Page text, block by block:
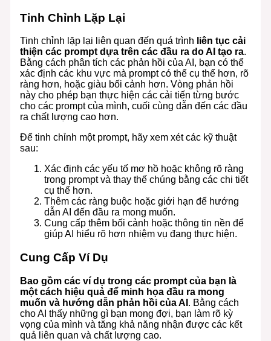
Tinh Chỉnh Lặp Lại
Tinh chỉnh lặp lại liên quan đến quá trình liên tục cải
thiện các prompt dựa trên các đầu ra do AI tạo ra.
Bằng cách phân tích các phản hồi của AI, bạn có thể
xác định các khu vực mà prompt có thể cụ thể hơn, rõ
ràng hơn, hoặc giàu bối cảnh hơn. Vòng phản hồi
này cho phép bạn thực hiện các cải tiến từng bước
cho các prompt của mình, cuối cùng dẫn đến các đầu
ra chất lượng cao hơn.
Để tinh chỉnh một prompt, hãy xem xét các kỹ thuật
sau:
Xác định các yếu tố mơ hồ hoặc không rõ ràng
trong prompt và thay thế chúng bằng các chi tiết
cụ thể hơn.
Thêm các ràng buộc hoặc giới hạn để hướng
dẫn AI đến đầu ra mong muốn.
Cung cấp thêm bối cảnh hoặc thông tin nền để
giúp AI hiểu rõ hơn nhiệm vụ đang thực hiện.
Cung Cấp Ví Dụ
Bao gồm các ví dụ trong các prompt của bạn là
một cách hiệu quả để minh họa đầu ra mong
muốn và hướng dẫn phản hồi của AI . Bằng cách
cho AI thấy những gì bạn mong đợi, bạn làm rõ kỳ
vọng của mình và tăng khả năng nhận được các kết
quả liên quan và chất lượng cao.